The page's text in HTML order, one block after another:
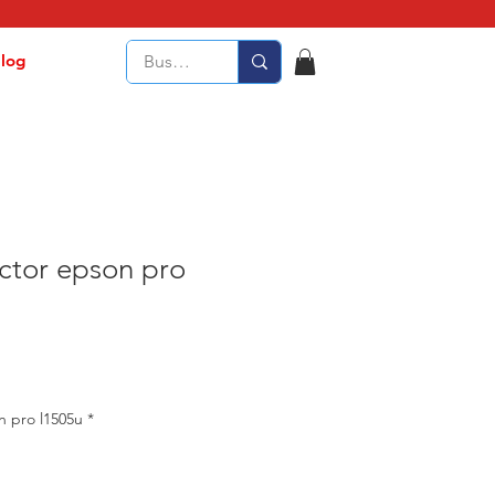
epson pro
pro l1505u *